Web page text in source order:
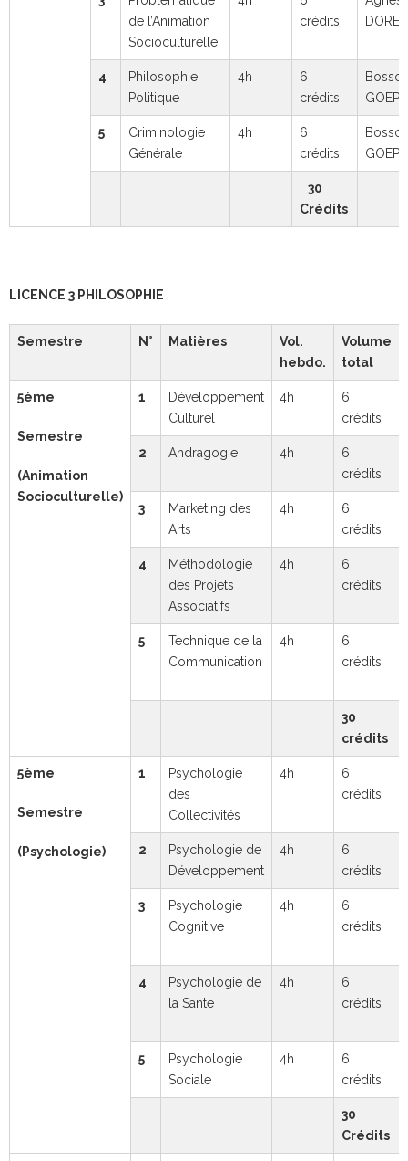
de l’Animation
Socioculturelle
crédits
DORE
4
Philosophie
Politique
4h
6
crédits
5
Criminologie
Générale
4h
6
crédits
30
Crédits
LICENCE 3 PHILOSOPHIE
Semestre N° Matières
Vol.
hebdo.
Volume
total
5ème
Semestre
(Animation
Socioculturelle)
1
Développement
Culturel
4h
6
crédits
2 Andragogie 4h
6
crédits
3
Marketing des
Arts
4h
6
crédits
4
Méthodologie
des Projets
Associatifs
4h
6
crédits
5
Technique de la
Communication
4h
6
crédits
30
crédits
5ème
Semestre
(Psychologie)
1
Psychologie
des
Collectivités
4h
6
crédits
2
Psychologie de
Développement
4h
6
crédits
3
Psychologie
Cognitive
4h
6
crédits
4
Psychologie de
la Sante
4h
6
crédits
5
Psychologie
Sociale
4h
6
crédits
30
Crédits